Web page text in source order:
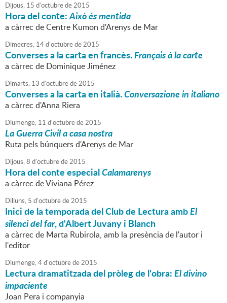
Dijous, 15 d'octubrede2015
Hora del conte:Això és mentida
a càrrec de Centre Kumon d'Arenys de Mar
Dimecres, 14d'octubrede2015
Converses a la carta en francès.Français à la carte
a càrrec de Dominique Jiménez
Dimarts, 13 d'octubrede2015
Converses a la carta en italià.Conversazione in italiano
a càrrec d'Anna Riera
Diumenge, 11 d'octubrede2015
La Guerra Civil a casa nostra
Ruta pels búnquers d'Arenys de Mar
Dijous,8 d'octubrede2015
Hora del conte especialCalamarenys
a càrrec de Viviana Pérez
Dilluns, 5 d'octubrede2015
Inici de la temporada del Club de Lectura ambEl
silenci del far, d'Albert Juvany i Blanch
a càrrec de Marta Rubirola, amb la presència de l'autor i
l'editor
Diumenge,4d'octubrede2015
Lectura dramatitzada del pròleg de l'obra:El divino
impaciente
Joan Pera i companyia